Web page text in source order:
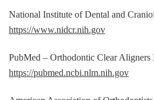
National Institute of Dental and
https://www.nidcr.nih.gov
PubMed – Orthodontic Clear Aligners
https://pubmed.ncbi.nlm.nih.gov